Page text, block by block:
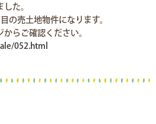
た。
の売土地物件になります。
らご確認ください。
052.html